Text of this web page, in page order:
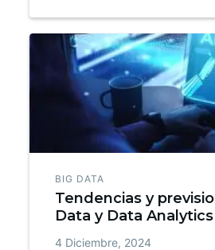
BIG DATA
Tendencias y
Data y Data Analytics
4 Diciembre, 2024